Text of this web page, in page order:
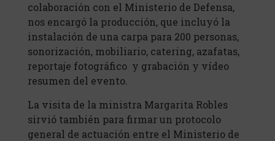
colaboración con el Ministerio de Defensa,
nos encargó la producción, que incluyó la
instalación de una carpa para 200 personas,
sonorización, mobiliario, catering, azafatas,
reportaje fotográfico y grabación y vídeo
resumen del evento.
La visita de la ministra Margarita Robles
sirvió también para firmar un protocolo
general de actuación entre el Ministerio de